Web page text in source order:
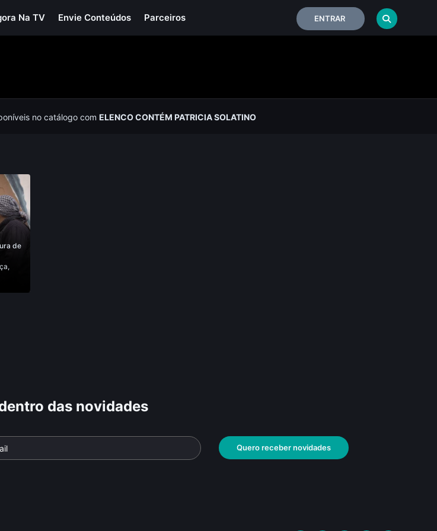
Na TV Envie Conteúdos Parceiros ENTRAR
no catálogo comELENCO CONTÉM PATRICIA SOLATINO
de
,
das novidades
Quero receber novidades